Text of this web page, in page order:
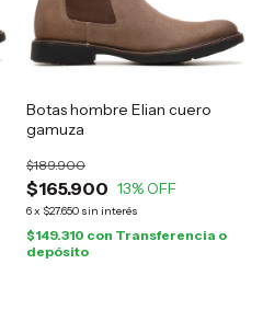
Botas hombre Elian cuero
gamuza
$165.900
$189.900
13% OFF
6x $27.650 sin interés
$149.310 con Transferencia o
depósito